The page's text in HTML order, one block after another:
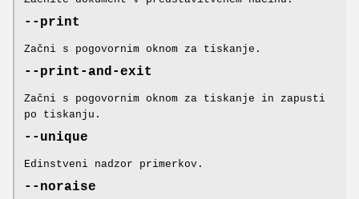
--print
Začni s pogovornim oknom za tiskanje.
--print-and-exit
Začni s pogovornim oknom za tiskanje in zapusti
po tiskanju.
--unique
Edinstveni nadzor primerkov.
--noraise